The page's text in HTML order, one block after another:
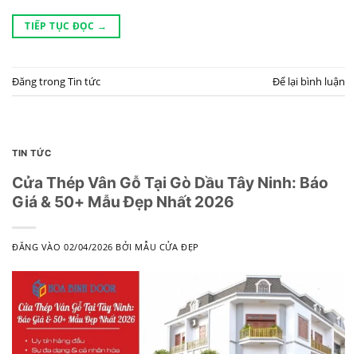
TIẾP TỤC ĐỌC →
Đăng trongTin tức Để lại bình luận
TIN TỨC
Cửa Thép Vân Gỗ Tại Gò Dầu Tây Ninh: Báo
Giá & 50+ Mẫu Đẹp Nhất 2026
ĐĂNG VÀO02/04/2026 BỞI MẪU CỬA ĐẸP